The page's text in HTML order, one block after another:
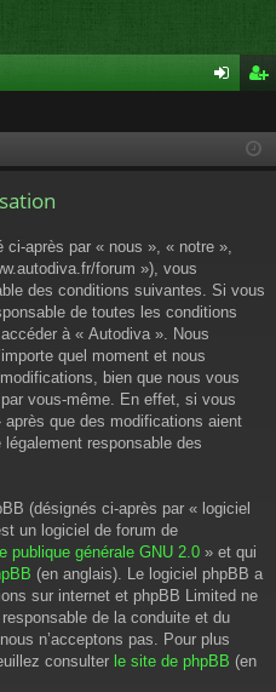
cri
après par « nous », « notre »,
forum »), vous
des conditions suivantes. Si vous
de toutes les conditions
à « Autodiva ». Nous
quel moment et nous
bien que nous vous
vous-même. En effet, si vous
que des modifications aient
responsable des
(désignés ci-après par « logiciel
un logiciel de forum de
publique générale GNU 2.0 » et qui
(en anglais). Le logiciel phpBB a
sur internet et phpBB Limited ne
de la conduite et du
n’acceptons pas. Pour plus
consulter le site de phpBB (en